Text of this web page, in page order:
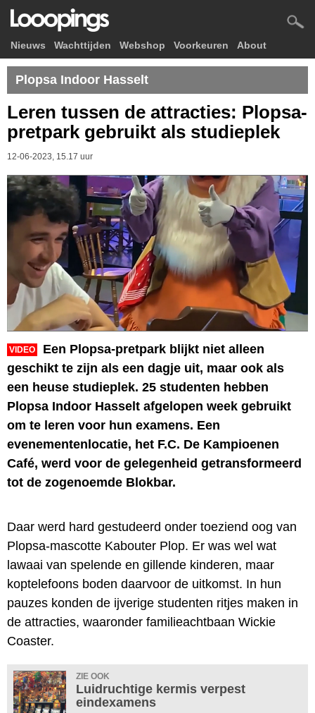
Nieuws Wachttijden Webshop Voorkeuren About
Plopsa Indoor Hasselt
Leren tussen de attracties: Plopsa-
pretpark gebruikt als studieplek
12-06-2023, 15.17 uur
VIDEO
Een Plopsa-pretpark blijkt niet alleen
geschikt te zijn als een dagje uit, maar ook als
een heuse studieplek. 25 studenten hebben
Plopsa Indoor Hasselt afgelopen week gebruikt
om te leren voor hun examens. Een
evenementenlocatie, het F.C. De Kampioenen
Café, werd voor de gelegenheid getransformeerd
tot de zogenoemde Blokbar.
Daar werd hard gestudeerd onder toeziend oog van
Plopsa-mascotte Kabouter Plop. Er was wel wat
lawaai van spelende en gillende kinderen, maar
koptelefoons boden daarvoor de uitkomst. In hun
pauzes konden de ijverige studenten ritjes maken in
de attracties, waaronder familieachtbaan Wickie
Coaster.
ZIE OOK
Luidruchtige kermis verpest
eindexamens